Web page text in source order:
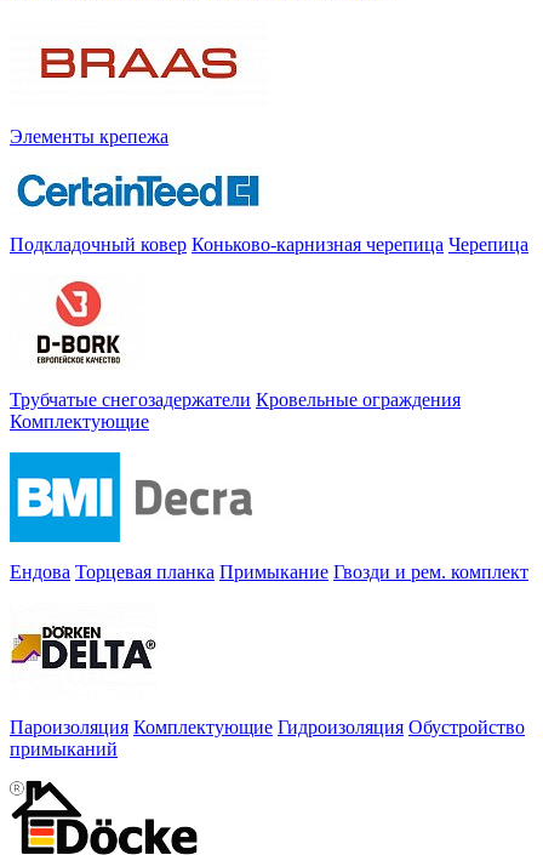
Элементы крепежа
Подкладочный ковер Коньково-карнизная черепица Черепица
Трубчатые снегозадержатели Кровельные ограждения
Комплектующие
Ендова Торцевая планка Примыкание Гвозди и рем. комплект
Пароизоляция Комплектующие Гидроизоляция Обустройство
примыканий